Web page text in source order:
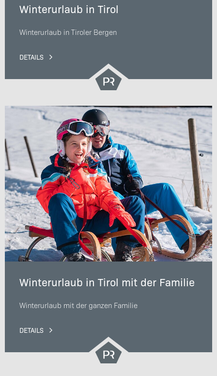
Winterurlaub in Tirol
Winterurlaub in Tiroler Bergen
DETAILS
Winterurlaub in Tirol mit der Familie
Winterurlaub mit der ganzen Familie
DETAILS